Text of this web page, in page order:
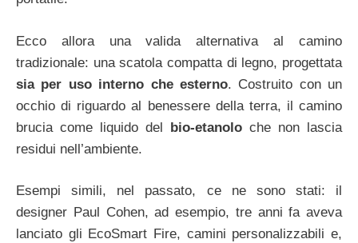
Ecco allora una valida alternativa al camino
tradizionale: una scatola compatta di legno, progettata
sia per uso interno che esterno. Costruito con un
occhio di riguardo al benessere della terra, il camino
brucia come liquido del bio-etanolo che non lascia
residui nell’ambiente.
Esempi simili, nel passato, ce ne sono stati: il
designer Paul Cohen, ad esempio, tre anni fa aveva
lanciato gli EcoSmart Fire, camini personalizzabili e,